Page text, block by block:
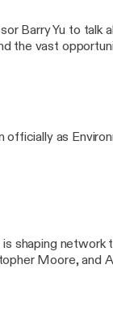
Barry Yu to talk
the vast
officially as
shaping network
Moore, and